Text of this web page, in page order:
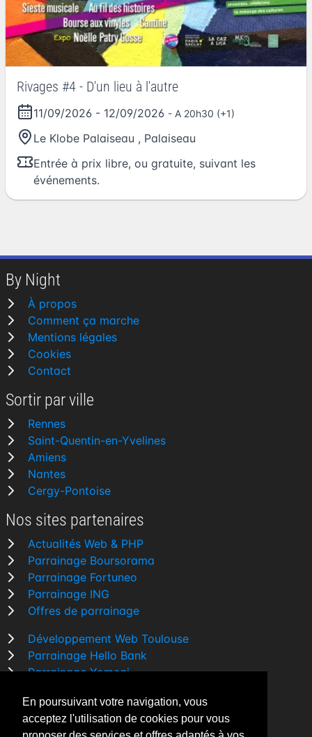
En poursuivant votre navigation, vous
acceptez l'utilisation de cookies pour vous
Rivages #4 - D'un lieu à l'autre
11/09/2026 - 12/09/2026 - A 20h30 (+1)
Le Klobe Palaiseau , Palaiseau
Entrée à prix libre, ou gratuite, suivant les
événements.
By Night
À propos
Comment ça marche
Mentions légales
Cookies
Contact
Sortir par ville
Rennes
Saint-Quentin-en-Yvelines
Amiens
Nantes
Cergy-Pontoise
Nos sites partenaires
Actualités Web & PHP
Parrainage Boursorama
Parrainage Fortuneo
Parrainage ING
Offres de parrainage
Développement Web Toulouse
Parrainage Hello Bank
Parrainage Yomoni
Comparatif banque